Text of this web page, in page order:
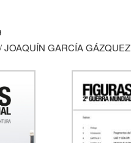
GARCÍA GÁZQUEZ